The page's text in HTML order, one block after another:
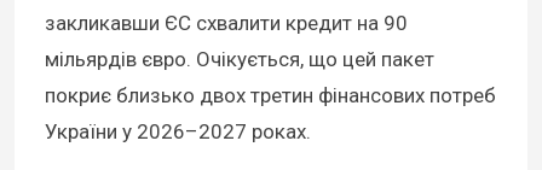
закликавши ЄС схвалити кредит на 90
мільярдів євро. Очікується, що цей пакет
покриє близько двох третин фінансових потреб
України у 2026–2027 роках.